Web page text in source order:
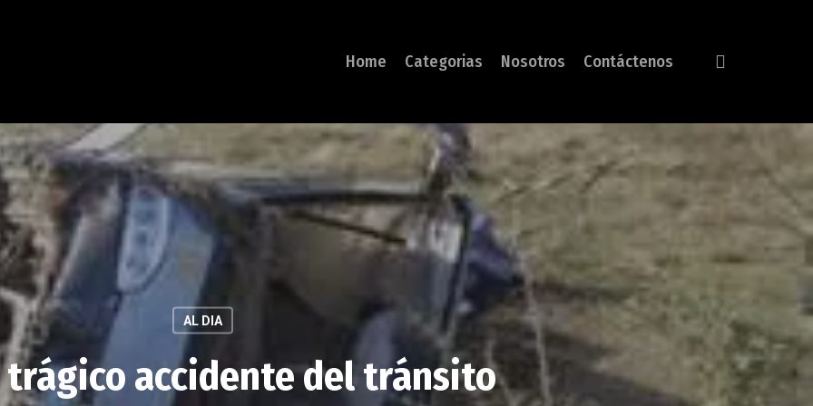
Home Categorias Nosotros Contáctenos
AL DIA
trágico accidente del tránsito